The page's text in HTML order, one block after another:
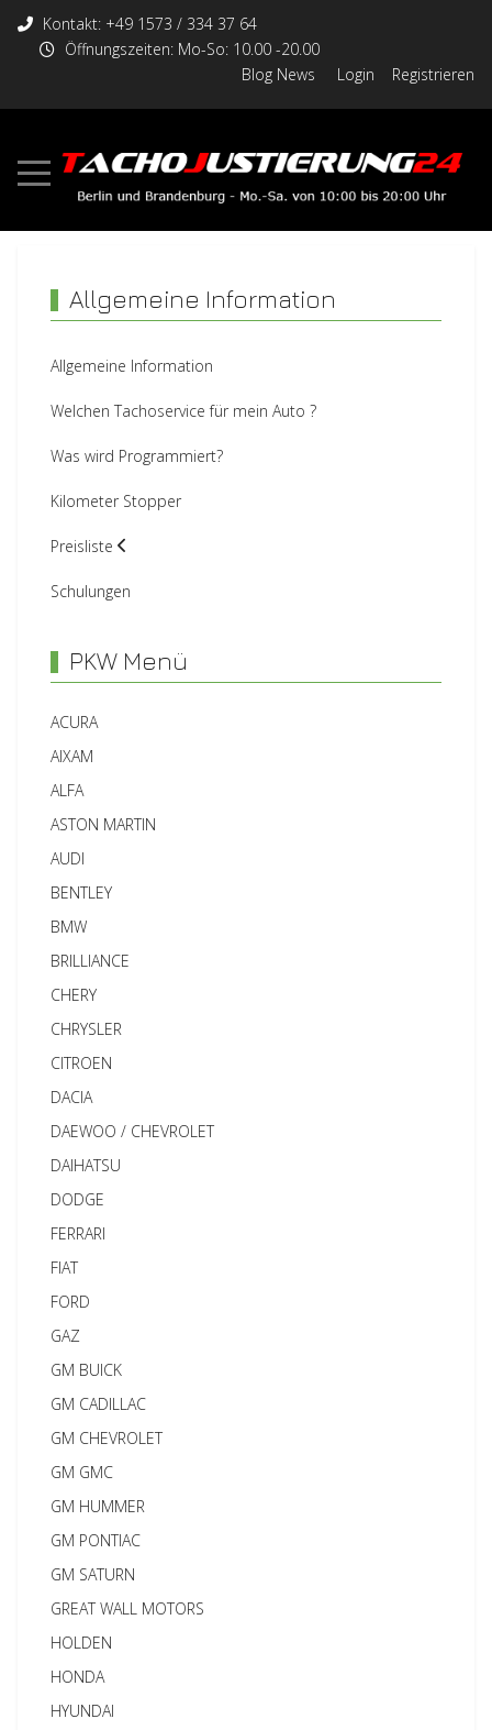
Kontakt: +49 1573 / 334 37 64
Öffnungszeiten: Mo-So: 10.00 -20.00
Blog News
Login Registrieren
Allgemeine Information
Allgemeine Information
Welchen Tachoservice für mein Auto ?
Was wird Programmiert?
Kilometer Stopper
Preisliste
Schulungen
PKW Menü
ACURA
AIXAM
ALFA
ASTON MARTIN
AUDI
BENTLEY
BMW
BRILLIANCE
CHERY
CHRYSLER
CITROEN
DACIA
DAEWOO / CHEVROLET
DAIHATSU
DODGE
FERRARI
FIAT
FORD
GAZ
GM BUICK
GM CADILLAC
GM CHEVROLET
GM GMC
GM HUMMER
GM PONTIAC
GM SATURN
GREAT WALL MOTORS
HOLDEN
HONDA
HYUNDAI